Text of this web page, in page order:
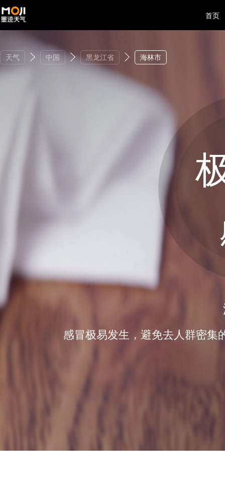
首页
天气 中国 黑龙江省 海林市
感冒极易发生，避免去人群密集